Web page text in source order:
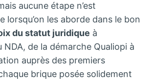
aucune étape n’est
lorsqu’on les aborde dans le bon
du statut juridique à
NDA, de la démarche Qualiopi à
auprès des premiers
brique posée solidement